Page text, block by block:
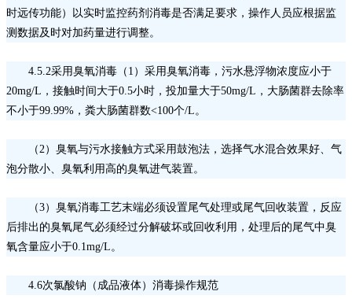
时远传功能）以实时监控药剂消毒是否满足要求，操作人员应根据监
测数据及时对加药量进行调整。
4.5.2采用臭氧消毒（1）采用臭氧消毒，污水悬浮物浓度应小于
20mg/L，接触时间大于0.5小时，投加量大于50mg/L，大肠菌群去除率
不小于99.99%，粪大肠菌群数<100个/L。
（ 2）臭氧与污水接触方式采用鼓泡法，选择气水混合效果好、气
泡分散小、臭氧利用高的臭氧进气装置。
（3）臭氧消毒工艺末端必须设置尾气处理或尾气回收装置，反应
后排出的臭氧尾气必须经过分解破坏或回收利用，处理后的尾气中臭
氧含量应小于0.1mg/L。
4.6次氯酸钠（成品液体）消毒操作规范